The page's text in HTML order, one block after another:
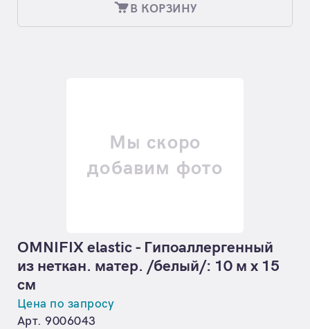
В КОРЗИНУ
Мы скоро
добавим фото
OMNIFIX elastic - Гипоаллергенный
из неткан. матер. /белый/: 10 м х 15
см
Цена по запросу
Арт. 9006043